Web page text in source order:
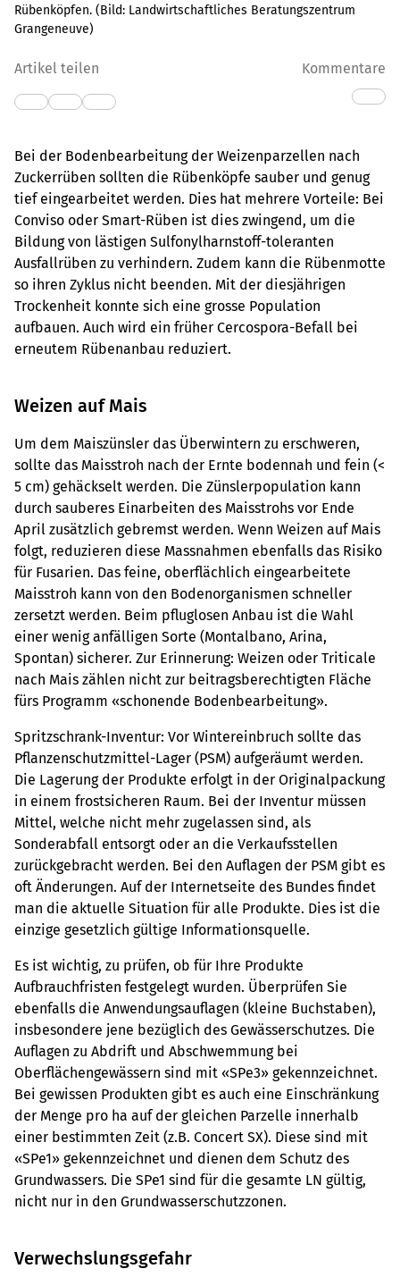
Rübenköpfen. (Bild: Landwirtschaftliches Beratungszentrum
Grangeneuve)
Artikel teilen Kommentare
Bei der Bodenbearbeitung der Weizenparzellen nach
Zuckerrüben sollten die Rübenköpfe sauber und genug
tief eingearbeitet werden. Dies hat mehrere Vorteile: Bei
Conviso oder Smart-Rüben ist dies zwingend, um die
Bildung von lästigen Sulfonylharnstoff-toleranten
Ausfallrüben zu verhindern. Zudem kann die Rübenmotte
so ihren Zyklus nicht beenden. Mit der diesjährigen
Trockenheit konnte sich eine grosse Population
aufbauen. Auch wird ein früher Cercospora-Befall bei
erneutem Rübenanbau reduziert.
Weizen auf Mais
Um dem Maiszünsler das Überwintern zu erschweren,
sollte das Maisstroh nach der Ernte bodennah und fein (<
5 cm) gehäckselt werden. Die Zünslerpopulation kann
durch sauberes Einarbeiten des Maisstrohs vor Ende
April zusätzlich gebremst werden. Wenn Weizen auf Mais
folgt, reduzieren diese Massnahmen ebenfalls das Risiko
für Fusarien. Das feine, oberflächlich eingearbeitete
Maisstroh kann von den Bodenorganismen schneller
zersetzt werden. Beim pfluglosen Anbau ist die Wahl
einer wenig anfälligen Sorte (Montalbano, Arina,
Spontan) sicherer. Zur Erinnerung: Weizen oder Triticale
nach Mais zählen nicht zur beitragsberechtigten Fläche
fürs Programm «schonende Bodenbearbeitung».
Spritzschrank-Inventur: Vor Wintereinbruch sollte das
Pflanzenschutzmittel-Lager (PSM) aufgeräumt werden.
Die Lagerung der Produkte erfolgt in der Originalpackung
in einem frostsicheren Raum. Bei der Inventur müssen
Mittel, welche nicht mehr zugelassen sind, als
Sonderabfall entsorgt oder an die Verkaufsstellen
zurückgebracht werden. Bei den Auflagen der PSM gibt es
oft Änderungen. Auf der Internetseite des Bundes findet
man die aktuelle Situation für alle Produkte. Dies ist die
einzige gesetzlich gültige Informationsquelle.
Es ist wichtig, zu prüfen, ob für Ihre Produkte
Aufbrauchfristen festgelegt wurden. Überprüfen Sie
ebenfalls die Anwendungsauflagen (kleine Buchstaben),
insbesondere jene bezüglich des Gewässerschutzes. Die
Auflagen zu Abdrift und Abschwemmung bei
Oberflächengewässern sind mit «SPe3» gekennzeichnet.
Bei gewissen Produkten gibt es auch eine Einschränkung
der Menge pro ha auf der gleichen Parzelle innerhalb
einer bestimmten Zeit (z.B. Concert SX). Diese sind mit
«SPe1» gekennzeichnet und dienen dem Schutz des
Grundwassers. Die SPe1 sind für die gesamte LN gültig,
nicht nur in den Grundwasserschutzzonen.
Verwechslungsgefahr